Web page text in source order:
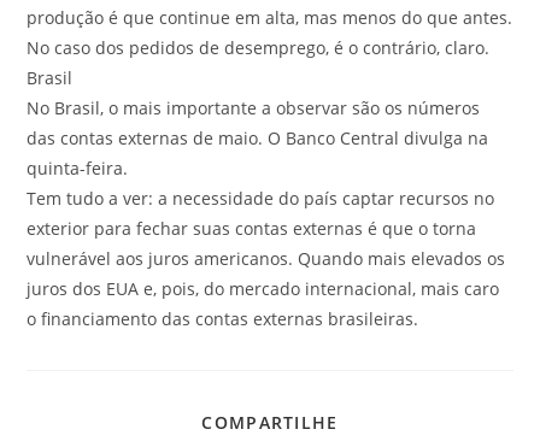
produção é que continue em alta, mas menos do que antes.
No caso dos pedidos de desemprego, é o contrário, claro.
Brasil
No Brasil, o mais importante a observar são os números
das contas externas de maio. O Banco Central divulga na
quinta-feira.
Tem tudo a ver: a necessidade do país captar recursos no
exterior para fechar suas contas externas é que o torna
vulnerável aos juros americanos. Quando mais elevados os
juros dos EUA e, pois, do mercado internacional, mais caro
o financiamento das contas externas brasileiras.
COMPARTILHE